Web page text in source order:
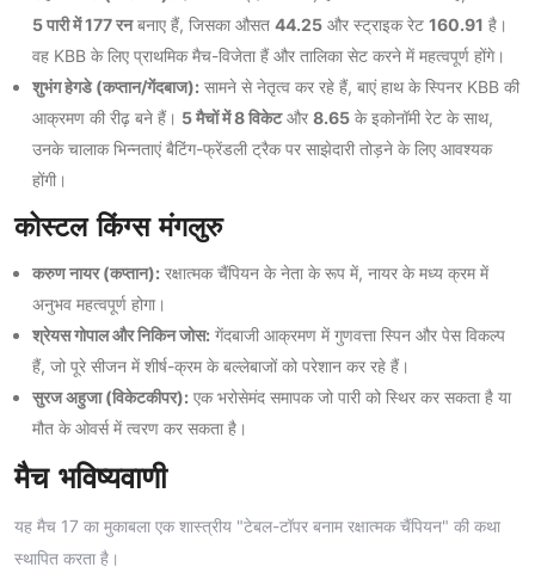
5 पारी में 177 रनबनाए हैं, जिसका औसत 44.25 और स्ट्राइक रेट 160.91 है।
वह KBB के लिए प्राथमिक मैच-विजेता हैं और तालिका सेट करने में महत्वपूर्ण होंगे।
शुभंग हेगडे (कप्तान/गेंदबाज): सामने से नेतृत्व कर रहे हैं, बाएं हाथ के स्पिनर KBB की
आक्रमण की रीढ़ बने हैं। 5 मैचों में 8 विकेटऔर 8.65 के इकोनॉमी रेट के साथ,
उनके चालाक भिन्नताएं बैटिंग-फ्रेंडली ट्रैक पर साझेदारी तोड़ने के लिए आवश्यक
होंगी।
कोस्टल किंग्स मंगलुरु
करुण नायर (कप्तान): रक्षात्मक चैंपियन के नेता के रूप में, नायर के मध्य क्रम में
अनुभव महत्वपूर्ण होगा।
श्रेयस गोपाल और निकिन जोस: गेंदबाजी आक्रमण में गुणवत्ता स्पिन और पेस विकल्प
हैं, जो पूरे सीजन में शीर्ष-क्रम के बल्लेबाजों को परेशान कर रहे हैं।
सुरज अहुजा (विकेटकीपर): एक भरोसेमंद समापक जो पारी को स्थिर कर सकता है या
मौत के ओवर्स में त्वरण कर सकता है।
मैच भविष्यवाणी
यह मैच 17 का मुकाबला एक शास्त्रीय "टेबल-टॉपर बनाम रक्षात्मक चैंपियन" की कथा
स्थापित करता है।